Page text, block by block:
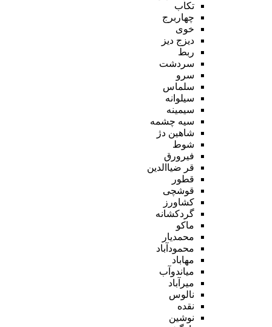
تکاب
چهاربرج
خوی
دیزج دیز
ربط
سردشت
سرو
سلماس
سیلوانه
سیمینه
سیه چشمه
شاهین دژ
شوط
فیرورق
قر ضیاالدین
قطور
قوشچی
کشاورز
گردکشانه
ماکو
محمدیار
محمودآباد
مهاباد
میاندوآب
میرآباد
نالوس
نقده
نوشین